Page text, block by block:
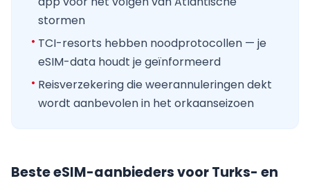
stormen
TCI-resorts hebben noodprotocollen — je
eSIM-data houdt je geïnformeerd
Reisverzekering die weerannuleringen dekt
wordt aanbevolen in het orkaanseizoen
Beste eSIM-aanbieders voor Turks- en